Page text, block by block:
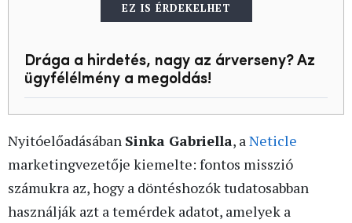
EZ IS ÉRDEKELHET
Drága a hirdetés, nagy az árverseny? Az
ügyfélélmény a megoldás!
Nyitóelőadásában Sinka Gabriella, aNeticle
marketingvezetője kiemelte: fontos misszió
számukra az, hogy a döntéshozók tudatosabban
használják azt a temérdek adatot, amelyek a